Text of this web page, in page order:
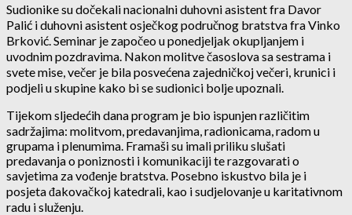
Sudionike su dočekali nacionalni duhovni asistent fra Davor
Palić i duhovni asistent osječkog područnog bratstva fra Vinko
Brković. Seminar je započeo u ponedjeljak okupljanjem i
uvodnim pozdravima. Nakon molitve časoslova sa sestrama i
svete mise, večer je bila posvećena zajedničkoj večeri, krunici i
podjeli u skupine kako bi se sudionici bolje upoznali.
Tijekom sljedećih dana program je bio ispunjen različitim
sadržajima: molitvom, predavanjima, radionicama, radom u
grupama i plenumima. Framaši su imali priliku slušati
predavanja o poniznosti i komunikaciji te razgovarati o
savjetima za vođenje bratstva. Posebno iskustvo bila je i
posjeta đakovačkoj katedrali, kao i sudjelovanje u karitativnom
radu i služenju.